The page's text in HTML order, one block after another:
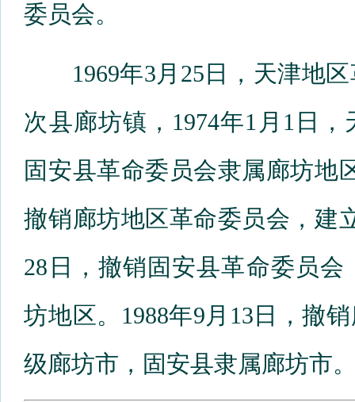
委员会。
1969年3月25日，天津地区
次县廊坊镇，1974年1月1日
固安县革命委员会隶属廊坊地
撤销廊坊地区革命委员会，建
28日，撤销固安县革命委员
坊地区。1988年9月13日，撤
级廊坊市，固安县隶属廊坊市